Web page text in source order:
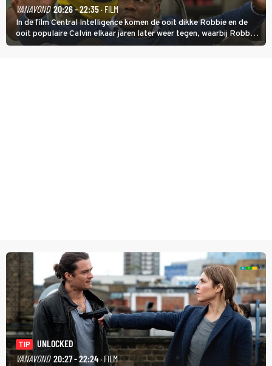
VANAVOND 20:26 - 22:35· FILM
In de film Central Intelligence komen de ooit dikke Robbie en de
ooit populaire Calvin elkaar jaren later weer tegen, waarbij Robbie,
inmiddels supergespierd en werkzaam voor de CIA, Calvins hulp
TIP
UNLOCKED
VANAVOND 20:27 - 22:24· FILM